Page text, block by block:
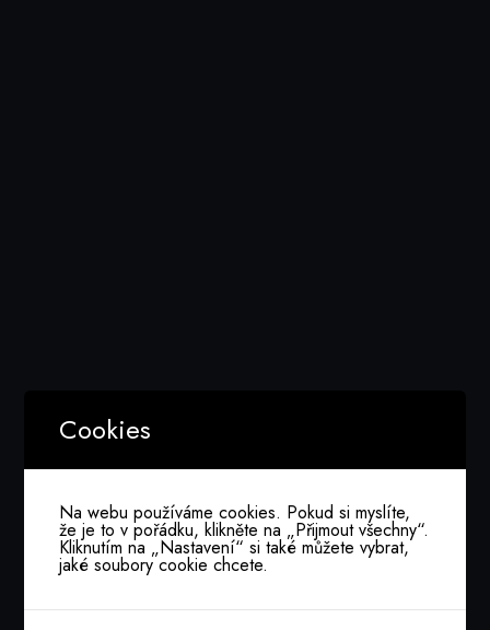
Cookies
Na webu používáme cookies. Pokud si myslíte,
že je to v pořádku, klikněte na „Přijmout všechny“.
Kliknutím na „Nastavení“ si také můžete vybrat,
jaké soubory cookie chcete.